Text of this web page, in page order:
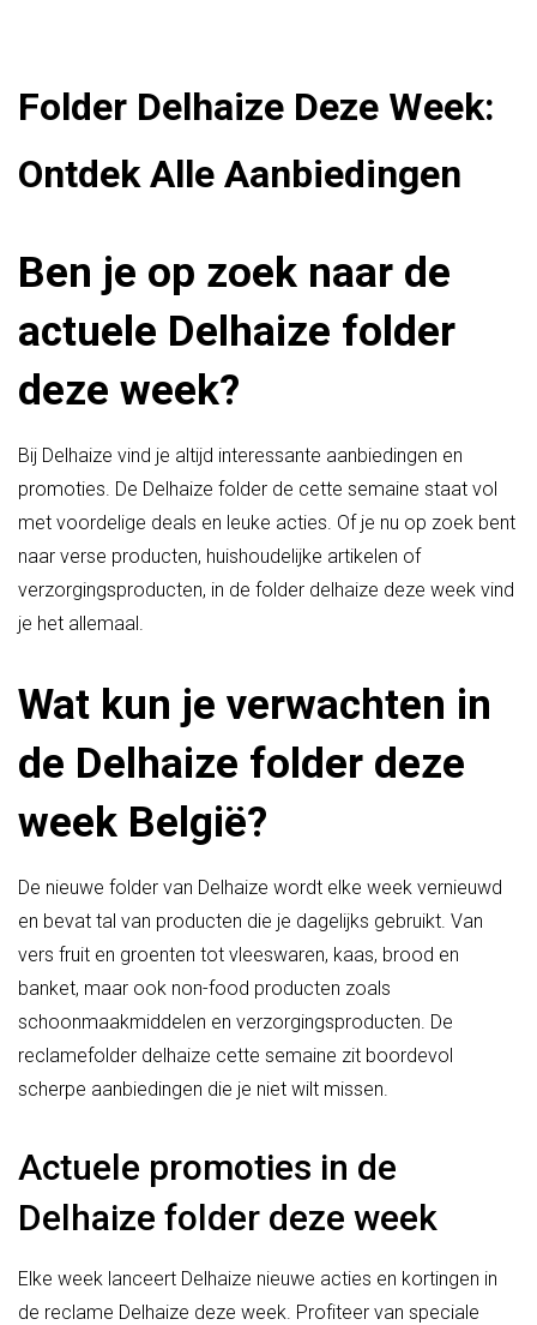
Folder Delhaize Deze Week:
Ontdek Alle Aanbiedingen
Ben je op zoek naar de
actuele Delhaize folder
deze week?
Bij Delhaize vind je altijd interessante aanbiedingen en
promoties. De Delhaize folder de cette semaine staat vol
met voordelige deals en leuke acties. Of je nu op zoek bent
naar verse producten, huishoudelijke artikelen of
verzorgingsproducten, in de folder delhaize deze week vind
je het allemaal.
Wat kun je verwachten in
de Delhaize folder deze
week België?
De nieuwe folder van Delhaize wordt elke week vernieuwd
en bevat tal van producten die je dagelijks gebruikt. Van
vers fruit en groenten tot vleeswaren, kaas, brood en
banket, maar ook non-food producten zoals
schoonmaakmiddelen en verzorgingsproducten. De
reclamefolder delhaize cette semaine zit boordevol
scherpe aanbiedingen die je niet wilt missen.
Actuele promoties in de
Delhaize folder deze week
Elke week lanceert Delhaize nieuwe acties en kortingen in
de reclame Delhaize deze week. Profiteer van speciale